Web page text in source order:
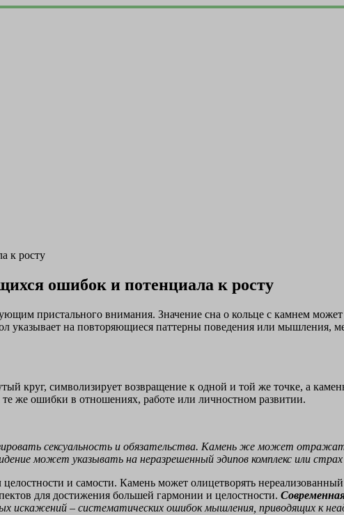
к росту
ошибок и потенциала к росту
пристального внимания. Значение сна о кольце с камнем может
указывает на повторяющиеся паттерны поведения или мышления,
круг, символизирует возвращение к одной и той же точке, а
же ошибки в отношениях, работе или личностном развитии.
сексуальность и обязательства. Камень же может
может указывать на неразрешенный эдипов комплекс или
и самости. Камень может олицетворять
для достижения большей гармонии и целостности.
искажений – систематических ошибок мышления, приводящих к